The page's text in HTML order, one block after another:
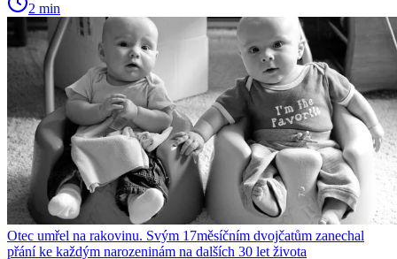
2 min
Otec umřel na rakovinu. Svým 17měsíčním dvojčatům zanechal
přání ke každým narozeninám na dalších 30 let života